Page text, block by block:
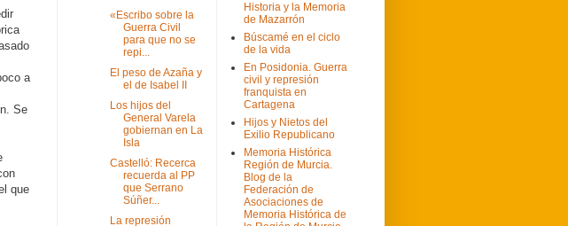
a
Se
que
«Escribo sobre la
Guerra Civil
para que no se
repi...
El peso de Azaña y
el de Isabel II
Los hijos del
General Varela
gobiernan en La
Isla
Castelló: Recerca
recuerda al PP
que Serrano
Súñer...
La represión
Historia y la Memoria
de Mazarrón
Búscamé en el ciclo
de la vida
En Posidonia. Guerra
civil y represión
franquista en
Cartagena
Hijos y Nietos del
Exilio Republicano
Memoria Histórica
Región de Murcia.
Blog de la
Federación de
Asociaciones de
Memoria Histórica de